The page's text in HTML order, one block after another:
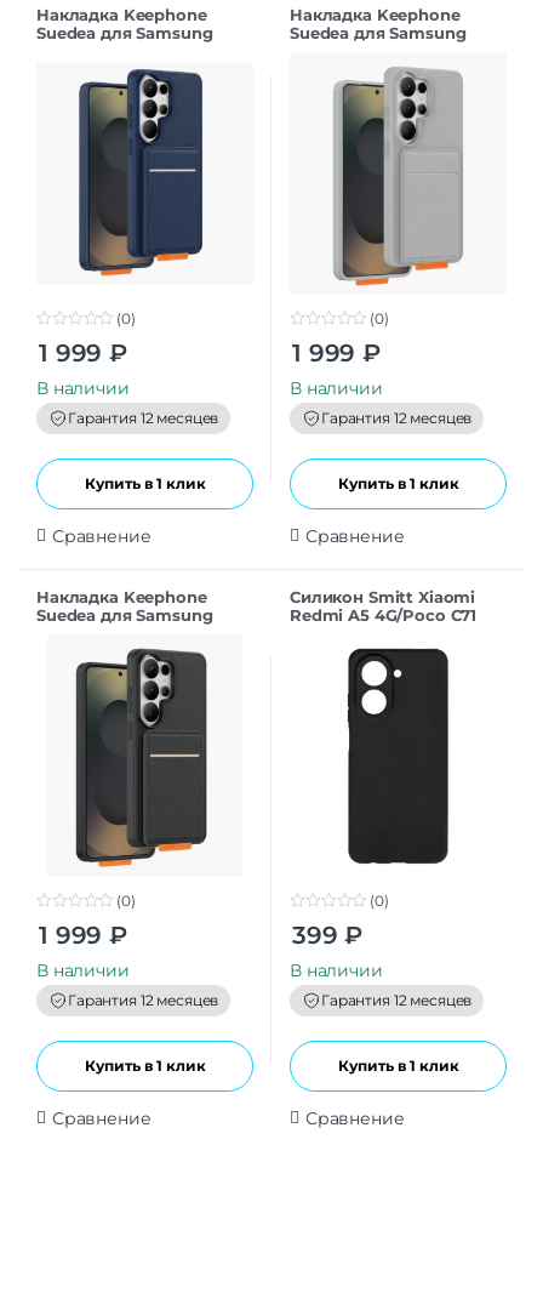
Накладка Keephone
Suedea для Samsung
t
o
f
5
(0)
1 999 ₽
В наличии
Гарантия 12 месяцев
Купить в 1 клик
Сравнение
Накладка Keephone
Suedea для Samsung
t
o
f
5
(0)
1 999 ₽
В наличии
Гарантия 12 месяцев
Купить в 1 клик
Сравнение
Накладка Keephone
Suedea для Samsung
t
o
f
5
(0)
1 999 ₽
В наличии
Гарантия 12 месяцев
Купить в 1 клик
Сравнение
Силикон Smitt Xiaomi
Redmi A5 4G/Poco C71
o
t
o
f
5
(0)
399 ₽
В наличии
Гарантия 12 месяцев
Купить в 1 клик
Сравнение